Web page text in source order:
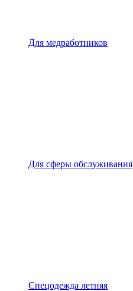
Для медработников
Для сферы обслуживания
Спецодежда летняя